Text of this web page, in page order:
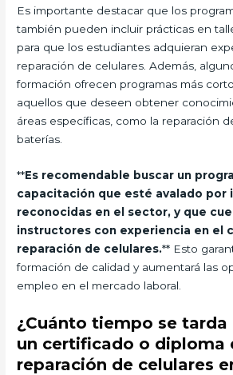
Es importante destacar que los
también pueden incluir prácticas en
para que los estudiantes adquieran
reparación de celulares. Además,
formación ofrecen programas más
aquellos que deseen obtener
áreas específicas, como la reparación
baterías.
**Es recomendable buscar un
capacitación que esté avalado por
reconocidas en el sector, y que
instructores con experiencia en el
reparación de celulares.** Esto
formación de calidad y aumentará las
empleo en el mercado laboral.
¿Cuánto tiempo se
un certificado o diploma
reparación de celulares